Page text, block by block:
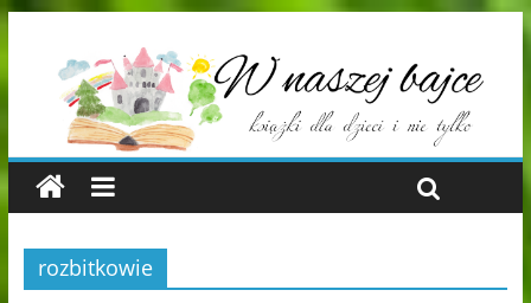
rozbitkowie